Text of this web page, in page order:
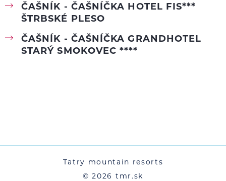
ČAŠNÍK - ČAŠNÍČKA HOTEL FIS***
ŠTRBSKÉ PLESO
ČAŠNÍK - ČAŠNÍČKA GRANDHOTEL
STARÝ SMOKOVEC ****
Tatry mountain resorts
© 2026 tmr.sk